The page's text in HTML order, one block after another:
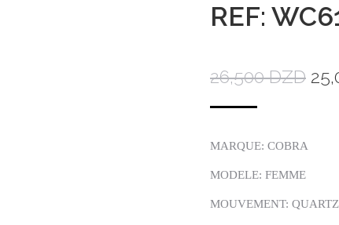
REF:
26,500DZD
MARQUE: COBRA
MODELE: FEMME
MOUVEMENT: